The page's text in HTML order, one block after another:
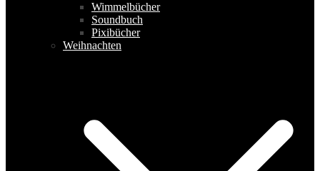
Wimmelbücher
Soundbuch
Pixibücher
Weihnachten